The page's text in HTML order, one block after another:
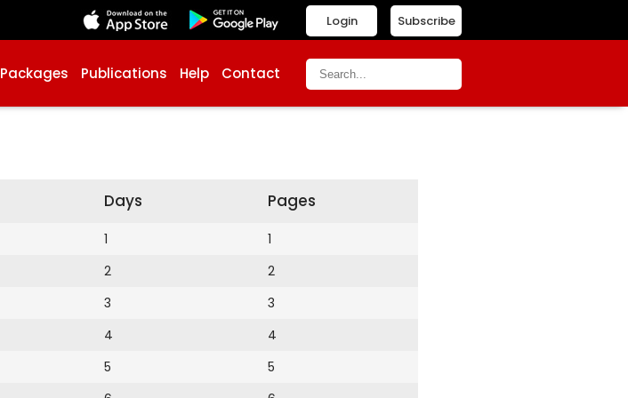
Subscribe
Login
Packages Publications Help Contact
Days
1
2
3
4
5
Pages
1
2
3
4
5